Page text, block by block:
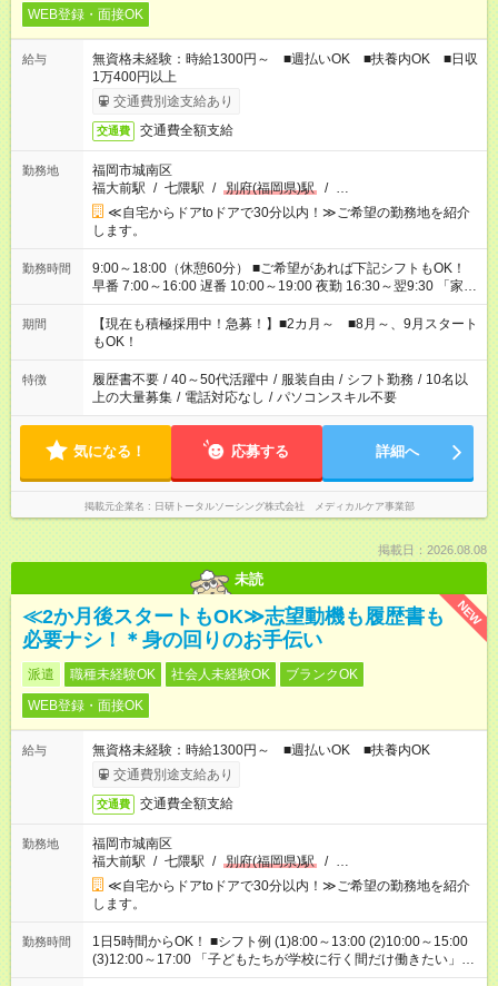
WEB登録・面接OK
給与
無資格未経験：時給1300円～ ■週払いOK ■扶養内OK ■日収
1万400円以上
交通費別途支給あり
交通費 交通費全額支給
勤務地
福岡市城南区
福大前駅 / 七隈駅 / 別府(福岡県)駅 / …
≪自宅からドアtoドアで30分以内！≫ご希望の勤務地を紹介
します。
勤務時間
9:00～18:00（休憩60分） ■ご希望があれば下記シフトもOK！
早番 7:00～16:00 遅番 10:00～19:00 夜勤 16:30～翌9:30 「家族
と休みを合わせたい」 「余裕を持って夕飯の準備がしたい」
「できれば残業はしたくない」 など、ご希望を教えてください
ね。 ※Wワーク希望の方へ 今ご覧のお仕事で希望する勤務時間
と、もう1つのお仕事の勤務時間。 合計で週40時間を超える場
合は応募できません。
期間
【現在も積極採用中！急募！】■2カ月～ ■8月～、9月スタート
もOK！
特徴 履歴書不要 / 40～50代活躍中 / 服装自由 / シフト勤務 / 10名以
上の大量募集 / 電話対応なし / パソコンスキル不要
気になる！ 応募する 詳細へ
掲載元企業名 日研トータルソーシング株式会社 メディカルケア事業部
掲載日：2026.08.08
未読
NEW
≪2か月後スタートもOK≫志望動機も履歴書も
必要ナシ！＊身の回りのお手伝い
派遣 職種未経験OK 社会人未経験OK
ブランクOK
WEB登録・面接OK
給与
無資格未経験：時給1300円～ ■週払いOK ■扶養内OK
交通費別途支給あり
交通費 交通費全額支給
勤務地
福岡市城南区
福大前駅 / 七隈駅 / 別府(福岡県)駅 / …
≪自宅からドアtoドアで30分以内！≫ご希望の勤務地を紹介
します。
勤務時間
1日5時間からOK！ ■シフト例 (1)8:00～13:00 (2)10:00～15:00
(3)12:00～17:00 「子どもたちが学校に行く間だけ働きたい」
「余裕を持って夕飯の準備がしたい」 「午前中は働いて、午後